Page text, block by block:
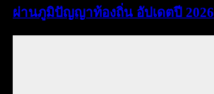
ผ่านภูมิปัญญาท้องถิ่น อัปเดตปี 2026